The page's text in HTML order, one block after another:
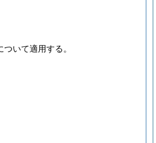
いて適用する。